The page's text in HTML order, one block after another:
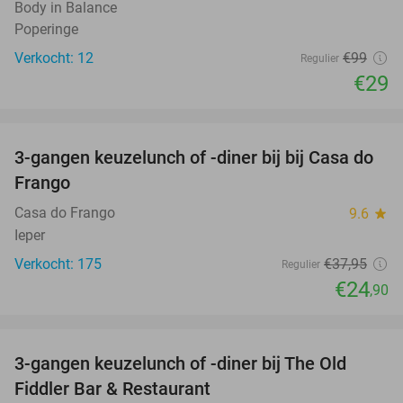
Body in Balance
Poperinge
Verkocht: 12
Regulier €99
€29
34%
3-gangen keuzelunch of -diner bij bij Casa do
Frango
Casa do Frango 9.6 star
Ieper
Verkocht: 175
Regulier €37,95
€24,90
3-gangen keuzelunch of -diner bij The Old
Fiddler Bar & Restaurant